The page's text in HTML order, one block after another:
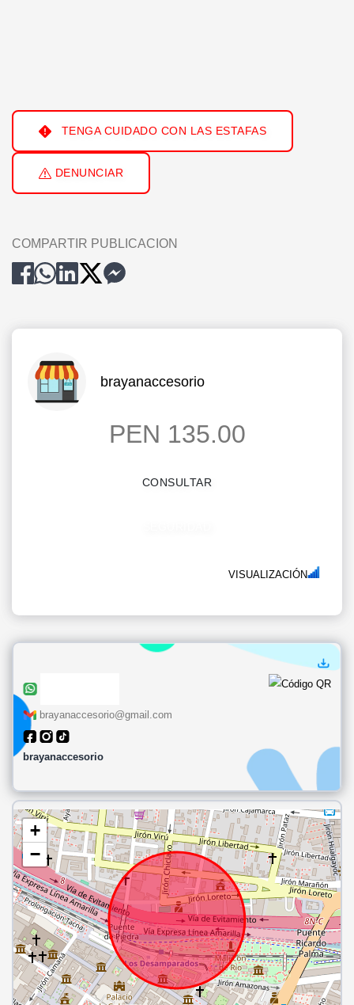
TENGA CUIDADO CON LAS ESTAFAS
DENUNCIAR
COMPARTIR PUBLICACION
brayanaccesorio
PEN 135.00
CONSULTAR
VISUALIZACIÓN
brayanaccesorio@gmail.com
brayanaccesorio
+
−